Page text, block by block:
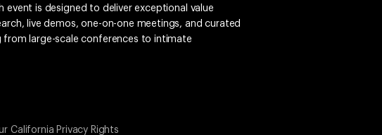
event is designed to deliver exceptional value
live demos, one-on-one meetings, and curated
large-scale conferences to intimate
California Privacy Rights